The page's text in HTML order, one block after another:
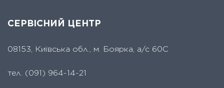
СЕРВІСНИЙ ЦЕНТР
08153, Київська обл., м. Боярка, а/с 60С
тел. (091) 964-14-21